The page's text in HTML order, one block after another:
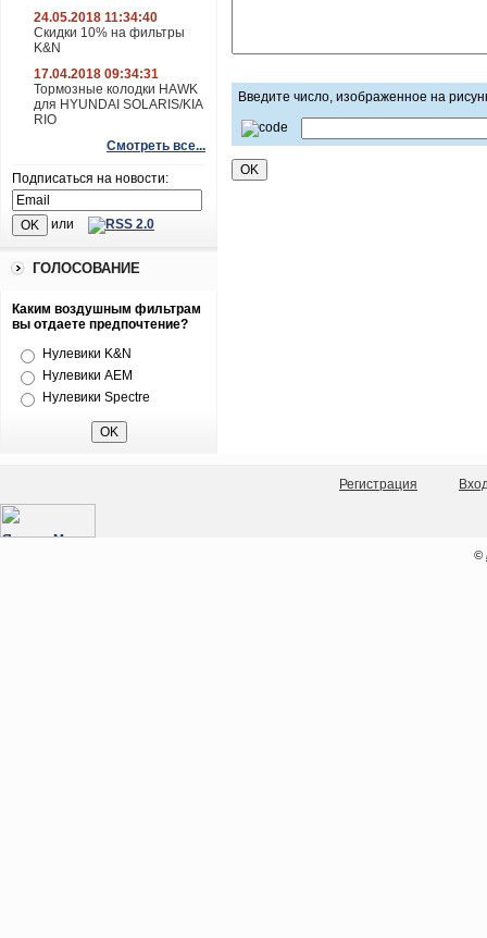
24.05.2018 11:34:40
Скидки 10% на фильтры
K&N
17.04.2018 09:34:31
Тормозные колодки HAWK
для HYUNDAI SOLARIS/KIA
RIO
Смотреть все...
Подписаться на новости:
или
ГОЛОСОВАНИЕ
Каким воздушным фильтрам
вы отдаете предпочтение?
Нулевики K&N
Нулевики AEM
Нулевики Spectre
Введите число, изображенное на
Регистрация
©